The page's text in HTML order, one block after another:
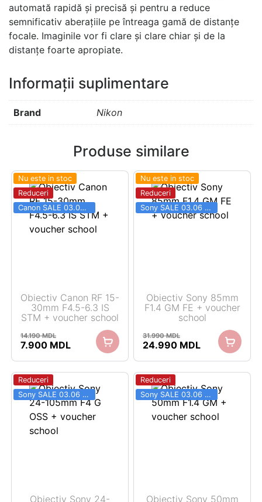
automată rapidă și precisă și pentru a reduce
semnificativ aberațiile pe întreaga gamă de distanțe
focale. Imaginile vor fi clare și clare chiar și de la
distanțe foarte apropiate.
Informații suplimentare
Brand Nikon
Produse similare
Nu este in stoc
Reduceri
Canon SALE 03.06 - 31.08
Obiectiv Canon RF 15-
30mm F4.5-6.3 IS
STM + voucher school
14.190MDL
Prețul
fost:
14.190 MDL.
7.900 MDL Prețul
Nu este in stoc
Reduceri
Sony SALE 03.06 - 31.08
Obiectiv Sony 85mm
F1.4 GM FE + voucher
school
31.990MDL
Prețul
fost:
31.990 MDL.
24.990 MDL Prețul
curent
24.990 MDL.
Reduceri
Sony SALE 03.06 - 31.08
Obiectiv Sony 24-
Reduceri
Sony SALE 03.06 - 31.08
Obiectiv Sony 50mm